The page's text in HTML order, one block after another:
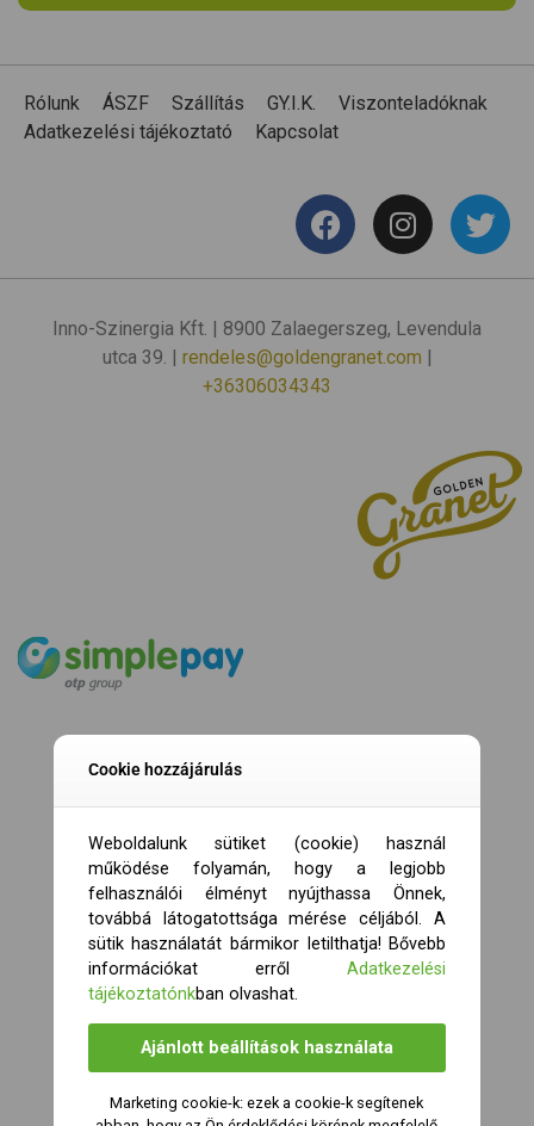
Rólunk ÁSZF Szállítás GY.I.K.
Viszonteladóknak
Adatkezelési tájékoztató
Kapcsolat
Inno-Szinergia Kft. | 8900 Zalaegerszeg, Levendula
utca 39. | rendeles@goldengranet.com
+36306034343
Cookie hozzájárulás
Weboldalunk sütiket (cookie) használ
működése folyamán, hogy a legjobb
felhasználói élményt nyújthassa Önnek,
továbbá látogatottsága mérése céljából. A
sütik használatát bármikor letilthatja! Bővebb
információkat errőlAdatkezelési
tájékoztatónkban olvashat.
Ajánlott beállítások használata
Marketing cookie-k: ezek a cookie-k segítenek